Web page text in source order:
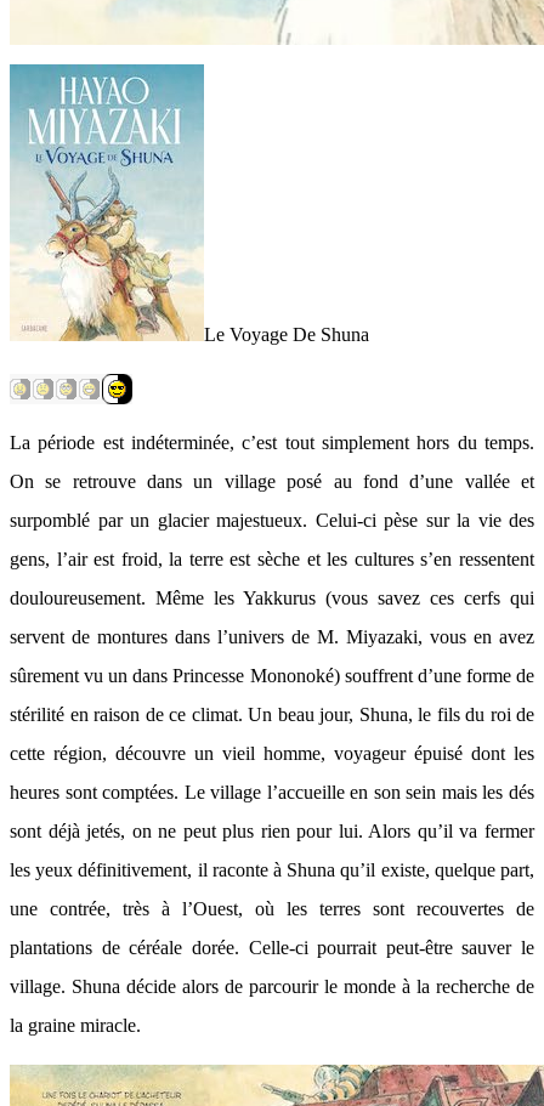
Le Voyage De Shuna
La période est indéterminée, c’est tout simplement hors du temps.
On se retrouve dans un village posé au fond d’une vallée et
surpomblé par un glacier majestueux. Celui-ci pèse sur la vie des
gens, l’air est froid, la terre est sèche et les cultures s’en ressentent
douloureusement. Même les Yakkurus (vous savez ces cerfs qui
servent de montures dans l’univers de M. Miyazaki, vous en avez
sûrement vu un dans Princesse Mononoké) souffrent d’une forme de
stérilité en raison de ce climat. Un beau jour, Shuna, le fils du roi de
cette région, découvre un vieil homme, voyageur épuisé dont les
heures sont comptées. Le village l’accueille en son sein mais les dés
sont déjà jetés, on ne peut plus rien pour lui. Alors qu’il va fermer
les yeux définitivement, il raconte à Shuna qu’il existe, quelque part,
une contrée, très à l’Ouest, où les terres sont recouvertes de
plantations de céréale dorée. Celle-ci pourrait peut-être sauver le
village. Shuna décide alors de parcourir le monde à la recherche de
la graine miracle.